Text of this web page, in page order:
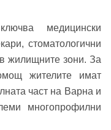
медицински
стоматологични
жилищните зони. За
жителите имат
част на Варна и
многопрофилни